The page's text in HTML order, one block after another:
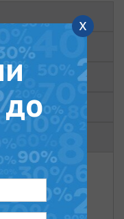
канализации
x
до